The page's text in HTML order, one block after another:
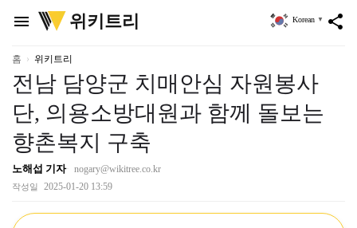
menu
위
키
리
위키트리 share
Korean ▼
홈 위키트리
전남 담양군 치매안심 자원봉사
단, 의용소방대원과 함께 돌보는
향촌복지 구축
노해섭 기자 nogary@wikitree.co.kr
작성일 2025-01-20 13:59